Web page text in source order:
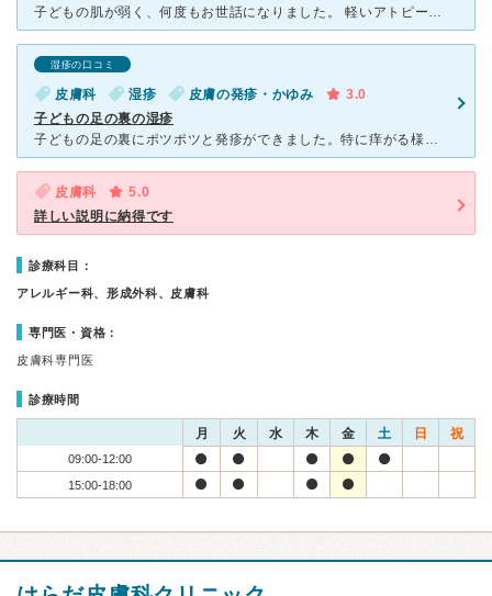
子どもの肌が弱く、何度もお世話になりました。 軽いアトピーで定期的に湿疹が出てしまい、痒がって眠れないようなこともありましたが、こちらで処方していただいたお薬でとても改善されました。 先生は親身に
湿疹の口コミ
皮膚科 湿疹 皮膚の発疹・かゆみ
3.0
子どもの足の裏の湿疹
子どもの足の裏にポツポツと発疹ができました。特に痒がる様子はなかったのですが、気になり受診しました。 初診で予約無しで来院したのですが、とても混んでいて待ち時間が長かったです。再診からは、インターネ
皮膚科
5.0
詳しい説明に納得です
診療科目：
アレルギー科、形成外科、皮膚科
専門医・資格：
皮膚科専門医
診療時間
月 火 水 木 金 土 日 祝
09:00-12:00
15:00-18:00